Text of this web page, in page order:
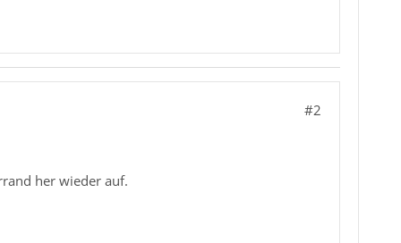
#2
her wieder auf.